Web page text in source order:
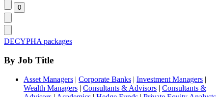
DECYPHA packages
By Job Title
Asset Managers | Corporate Banks | Investment Managers |
Wealth Managers | Consultants & Advisors | Consultants &